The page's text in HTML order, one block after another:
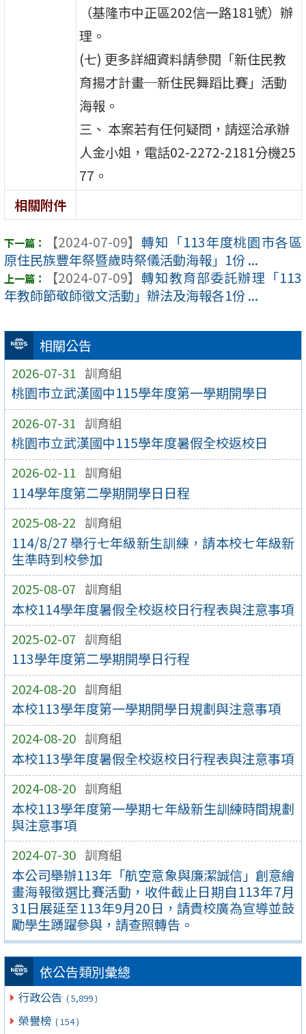
相關公告
2026-07-31 訓育組
桃園市立武漢國中115學年度第一學期開學日
2026-07-31 訓育組
桃園市立武漢國中115學年度暑假全校返校日
2026-02-11 訓育組
114學年度第二學期開學日日程
2025-08-22 訓育組
114/8/27 舉行七年級新生訓練，請本校七年級新
生準時到校參加
2025-08-07 訓育組
本校114學年度暑假全校返校日行程表與注意事項
2025-02-07 訓育組
113學年度第二學期開學日行程
2024-08-20 訓育組
本校113學年度第一學期開學日規劃與注意事項
2024-08-20 訓育組
本校113學年度暑假全校返校日行程表與注意事項
2024-08-20 訓育組
本校113學年度第一學期七年級新生訓練時間規劃
與注意事項
2024-07-30 訓育組
本公司舉辦113年「航空意象與廉潔誠信」創意繪
畫海報徵選比賽活動，收件截止日期自113年7月
31日展延至113年9月20日，請貴校廣為宣導並鼓
勵學生踴躍參與，請查照轉告。
依公告類別彙總
行政公告 ( 5,899 )
榮譽榜 ( 154 )
（基隆市中正區202信一路181號）辦
理。
(七) 更多詳細資料請參閱「新住民教
育揚才計畫─新住民舞蹈比賽」活動
海報。
三、 本案若有任何疑問，請逕洽承辦
人金小姐，電話02-2272-2181分機25
77。
相關附件
【2024-07-09】 轉知「113年度桃園市各區
原住民族豐年祭暨歲時祭儀活動海報」1份 ...
【2024-07-09】 轉知教育部委託辦理「113
年教師節敬師徵文活動」辦法及海報各1份 ...